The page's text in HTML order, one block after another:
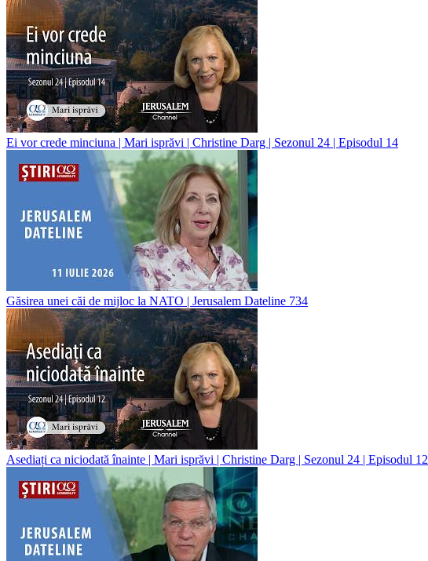
Ei vor crede minciuna | Mari isprăvi | Christine Darg | Sezonul 24 | Episodul 14
Găsirea unei căi de mijloc la NATO | Jerusalem Dateline 734
Asediați ca niciodată înainte | Mari isprăvi | Christine Darg | Sezonul 24 | Episodul 12